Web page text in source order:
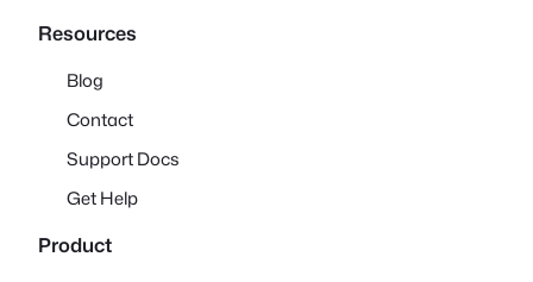
Resources
Blog
Contact
Support Docs
Get Help
Product